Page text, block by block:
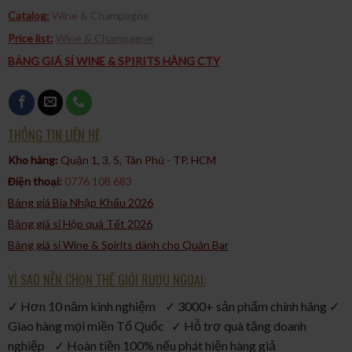
Catalog: Wine & Champagne
Price list: Wine & Champagne
BẢNG GIÁ SỈ WINE & SPIRITS HÀNG CTY
THÔNG TIN LIÊN HỆ
Kho hàng: Quận 1, 3, 5, Tân Phú - TP. HCM​
Điện thoại: 0776 108 683
Bảng giá Bia Nhập Khẩu 2026
Bảng giá sỉ Hộp quà Tết 2026
Bảng giá sỉ Wine & Spirits dành cho Quán Bar
VÌ SAO NÊN CHỌN THẾ GIỚI RƯỢU NGOẠI:
✓ Hơn 10 năm kinh nghiệm ✓ 3000+ sản phẩm chính hãng ✓
Giao hàng mọi miền Tổ Quốc ✓ Hỗ trợ quà tặng doanh
nghiệp ✓ Hoàn tiền 100% nếu phát hiện hàng giả